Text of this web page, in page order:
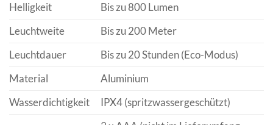
Helligkeit
Bis zu 800 Lumen
Leuchtweite
Bis zu 200 Meter
Leuchtdauer
Bis zu 20 Stunden (Eco-Modus)
Material
Aluminium
Wasserdichtigkeit
IPX4 (spritzwassergeschützt)